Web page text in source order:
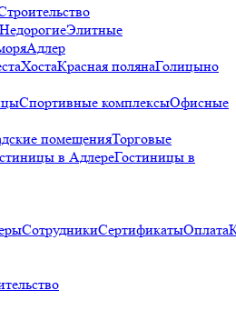
НедорогиеЭлитные
Адлер
ХостаКрасная полянаГолицыно
Спортивные комплексыОфисные
помещенияТорговые
в АдлереГостиницы в
СотрудникиСертификатыОплата